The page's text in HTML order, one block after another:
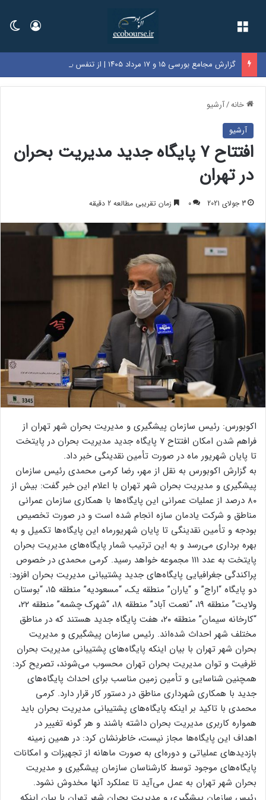
ورود
خانه/آرشیو
آرشیو
افتتاح ۷ پایگاه جدید مدیریت بحران
در تهران
3 جولای 2021 0 زمان تقریبی مطالعه 2 دقیقه
اکوبورس: رئیس سازمان پیشگیری و مدیریت بحران شهر تهران از
فراهم شدن امکان افتتاح ۷ پایگاه جدید مدیریت بحران در پایتخت
تا پایان شهریور ماه در صورت تأمین نقدینگی خبر داد.
به گزارش اکوبورس به نقل از مهر، رضا کرمی محمدی رئیس سازمان
پیشگیری و مدیریت بحران شهر تهران با اعلام این خبر گفت: بیش از
۸۰ درصد از عملیات عمرانی این پایگاه‌ها با همکاری سازمان عمرانی
مناطق و شرکت یادمان سازه انجام شده است و در صورت تخصیص
بودجه و تأمین نقدینگی تا پایان شهریورماه این پایگاه‌ها تکمیل و به
بهره برداری می‌رسد و به این ترتیب شمار پایگاه‌های مدیریت بحران
پایتخت به عدد ۱۱۱ مجموعه خواهد رسید. کرمی محمدی در خصوص
پراکندگی جغرافیایی پایگاه‌های جدید پشتیبانی مدیریت بحران افزود:
دو پایگاه “اراج” و “یاران” منطقه یک، “مسعودیه” منطقه ۱۵، “بوستان
ولایت” منطقه ۱۹، “نعمت آباد” منطقه ۱۸، “شهرک چشمه” منطقه ۲۲،
“کارخانه سیمان” منطقه ۲۰، هفت پایگاه جدید هستند که در مناطق
مختلف شهر احداث شده‌اند. رئیس سازمان پیشگیری و مدیریت
بحران شهر تهران با بیان اینکه پایگاه‌های پشتیبانی مدیریت بحران
ظرفیت و توان مدیریت بحران تهران محسوب می‌شوند، تصریح کرد:
همچنین شناسایی و تأمین زمین مناسب برای احداث پایگاه‌های
جدید با همکاری شهرداری مناطق در دستور کار قرار دارد. کرمی
محمدی با تاکید بر اینکه پایگاه‌های پشتیبانی مدیریت بحران باید
همواره کاربری مدیریت بحران داشته باشند و هر گونه تغییر در
اهداف این پایگاه‌ها مجاز نیست، خاطرنشان کرد: در همین زمینه
بازدیدهای عملیاتی و دوره‌ای به صورت ماهانه از تجهیزات و امکانات
پایگاه‌های موجود توسط کارشناسان سازمان پیشگیری و مدیریت
بحران شهر تهران به عمل می‌آید تا عملکرد آنها مخدوش نشود.